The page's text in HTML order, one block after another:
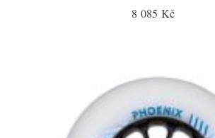
8 085 Kč